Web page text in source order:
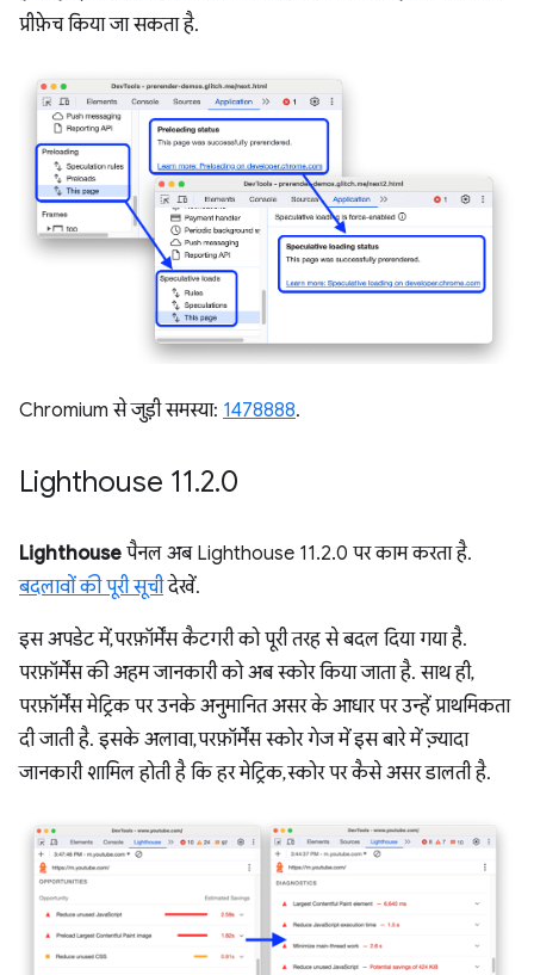
प्रीफ़ेच किया जा सकता है.
Chromium से जुड़ी समस्या: 1478888.
Lighthouse 11.2.0
Lighthouse पैनल अब Lighthouse 11.2.0 पर काम करता है.
बदलावों की पूरी सूचीदेखें.
इस अपडेट में, परफ़ॉर्मेंस कैटगरी को पूरी तरह से बदल दिया गया है.
परफ़ॉर्मेंस की अहम जानकारी को अब स्कोर किया जाता है. साथ ही,
परफ़ॉर्मेंस मेट्रिक पर उनके अनुमानित असर के आधार पर उन्हें प्राथमिकता
दी जाती है. इसके अलावा, परफ़ॉर्मेंस स्कोर गेज में इस बारे में ज़्यादा
जानकारी शामिल होती है कि हर मेट्रिक, स्कोर पर कैसे असर डालती है.